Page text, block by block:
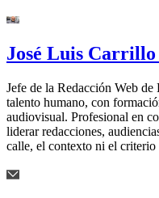
José Luis
Jefe de la Redacción Web de
talento humano, con
audiovisual. Profesional en
liderar redacciones,
calle, el contexto ni el criterio